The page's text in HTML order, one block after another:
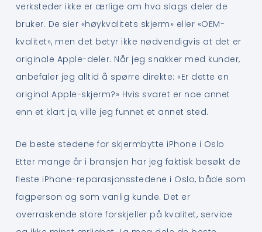
verksteder ikke er ærlige om hva slags deler de
bruker. De sier «høykvalitets skjerm» eller «OEM-
kvalitet», men det betyr ikke nødvendigvis at det er
originale Apple-deler. Når jeg snakker med kunder,
anbefaler jeg alltid å spørre direkte: «Er dette en
original Apple-skjerm?» Hvis svaret er noe annet
enn et klart ja, ville jeg funnet et annet sted.
De beste stedene for skjermbytte iPhone i Oslo
Etter mange år i bransjen har jeg faktisk besøkt de
fleste iPhone-reparasjonsstedene i Oslo, både som
fagperson og som vanlig kunde. Det er
overraskende store forskjeller på kvalitet, service